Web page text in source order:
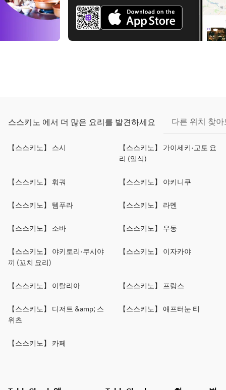
스스키노 에서 더 많은 요리를 발견하세요 다른 위치 찾
【스스키노】 스시
【스스키노】 가이세키·교토 요
리 (일식)
【스스키노】 훠궈 【스스키노】 야키니쿠
【스스키노】 템푸라 【스스키노】 라멘
【스스키노】 소바 【스스키노】 우동
【스스키노】 야키토리·쿠시야
끼 (꼬치 요리)
【스스키노】 이자카야
【스스키노】 이탈리아 【스스키노】 프랑스
【스스키노】 디저트 &amp; 스
위츠
【스스키노】 애프터눈 티
【스스키노】 카페